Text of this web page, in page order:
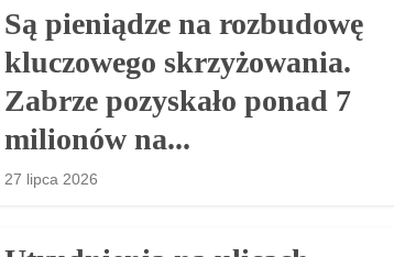
Są pieniądze na rozbudowę
kluczowego skrzyżowania.
Zabrze pozyskało ponad 7
milionów na...
27 lipca 2026